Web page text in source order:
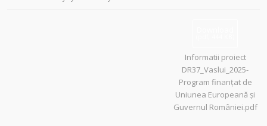
Informatii proiect
DR37_Vaslui_2025-
Program finanțat de
Uniunea Europeană și
Guvernul României.pdf